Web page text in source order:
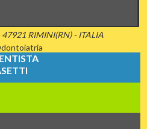
RIMINI(RN) - ITALIA